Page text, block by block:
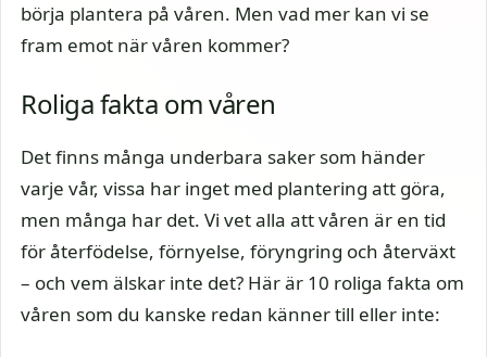
börja plantera på våren. Men vad mer kan vi se
fram emot när våren kommer?
Roliga fakta om våren
Det finns många underbara saker som händer
varje vår, vissa har inget med plantering att göra,
men många har det. Vi vet alla att våren är en tid
för återfödelse, förnyelse, föryngring och återväxt
– och vem älskar inte det? Här är 10 roliga fakta om
våren som du kanske redan känner till eller inte: